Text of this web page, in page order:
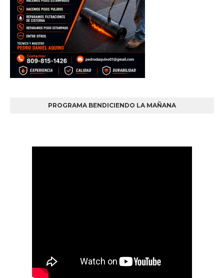
PROGRAMA BENDICIENDO LA MAÑANA